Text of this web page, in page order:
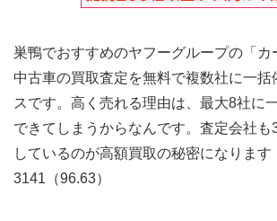
巣鴨でおすすめのヤフーグループの「カ
中古車の買取査定を無料で複数社に一括
スです。高く売れる理由は、最大8社に
できてしまうからなんです。査定会社も
しているのが高額買取の秘密になり
3141（96.63）